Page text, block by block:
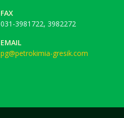
FAX
031-3981722, 3982272
EMAIL
pg@petrokimia-gresik.com